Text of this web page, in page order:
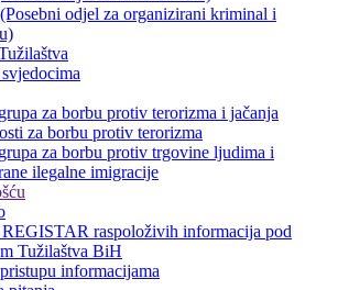
odjel za organizirani kriminal i
za borbu protiv terorizma i jačanja
za borbu protiv terorizma
za borbu protiv trgovine ljudima i
ilegalne imigracije
raspoloživih informacija pod
Tužilaštva BiH
informacijama